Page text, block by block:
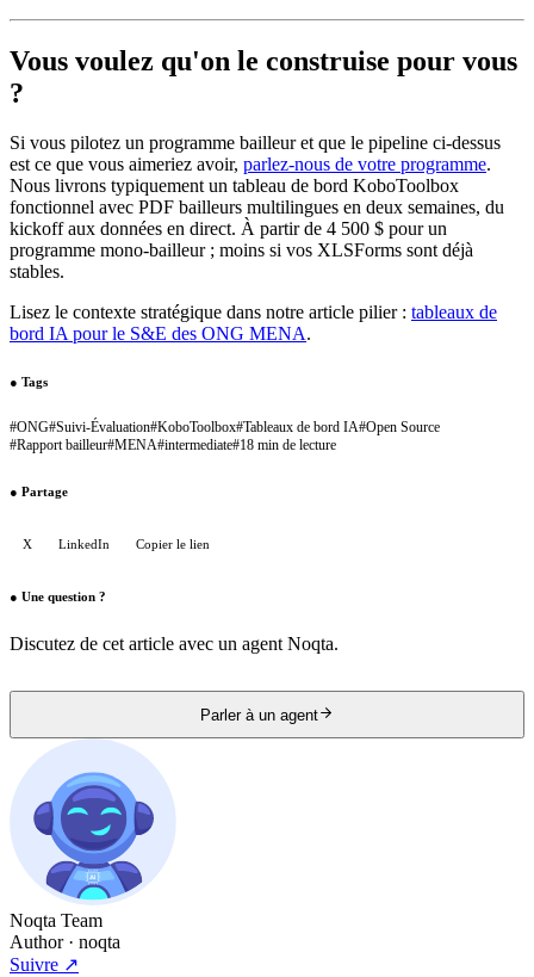
Vous voulez qu'on le construise pour vous
?
Si vous pilotez un programme bailleur et que le pipeline ci-dessus
est ce que vous aimeriez avoir, parlez-nous de votre programme.
Nous livrons typiquement un tableau de bord KoboToolbox
fonctionnel avec PDF bailleurs multilingues en deux semaines, du
kickoff aux données en direct. À partir de 4 500 $ pour un
programme mono-bailleur ; moins si vos XLSForms sont déjà
stables.
Lisez le contexte stratégique dans notre article pilier : tableaux de
bord IA pour le S&E des ONG MENA.
● Tags
#ONG#Suivi-Évaluation#KoboToolbox#Tableaux de bord IA#Open Source
#Rapport bailleur#MENA#intermediate#18 min de lecture
● Partage
X LinkedIn Copier le lien
● Une question ?
Discutez de cet article avec un agent Noqta.
Parler à un agent
Noqta Team
Author· noqta
Suivre ↗